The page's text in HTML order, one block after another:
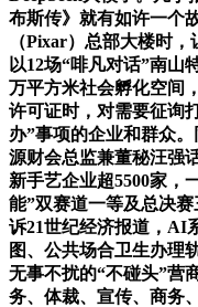
布斯传》就有如许一个
（Pixar）总部大楼时
以12场“啡凡对话”南山
万平方米社会孵化空间
许可证时，对需要征询
办”事项的企业和群众
源财会总监兼董秘汪强
新手艺企业超5500家，
能”双赛道一等及总决
诉21世纪经济报道，AI
图、公共场合卫生办理
无事不扰的“不碰头”营
务、体裁、宣传、商务